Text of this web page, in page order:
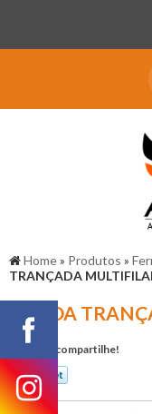
Home» Produtos »
TRANÇADA
CORDA
Gostou? compartilhe!